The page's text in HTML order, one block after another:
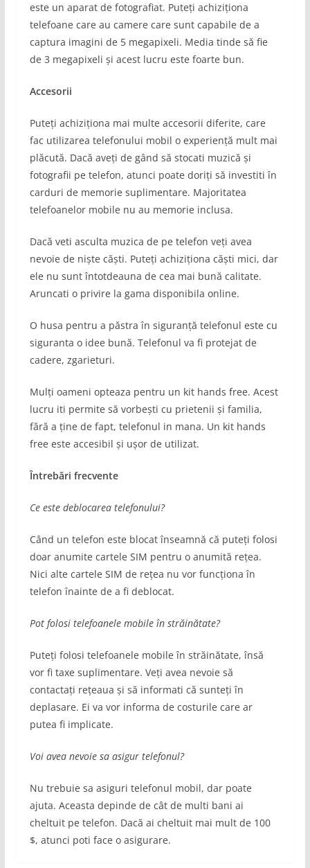
este un aparat de fotografiat. Puteți achiziționa
telefoane care au camere care sunt capabile de a
captura imagini de 5 megapixeli. Media tinde să fie
de 3 megapixeli și acest lucru este foarte bun.
Accesorii
Puteți achiziționa mai multe accesorii diferite, care
fac utilizarea telefonului mobil o experiență mult mai
plăcută. Dacă aveți de gând să stocati muzică și
fotografii pe telefon, atunci poate doriți să investiti în
carduri de memorie suplimentare. Majoritatea
telefoanelor mobile nu au memorie inclusa.
Dacă veti asculta muzica de pe telefon veți avea
nevoie de niște căști. Puteți achiziționa căști mici, dar
ele nu sunt întotdeauna de cea mai bună calitate.
Aruncati o privire la gama disponibila online.
O husa pentru a păstra în siguranță telefonul este cu
siguranta o idee bună. Telefonul va fi protejat de
cadere, zgarieturi.
Mulți oameni opteaza pentru un kit hands free. Acest
lucru iti permite să vorbești cu prietenii și familia,
fără a ține de fapt, telefonul in mana. Un kit hands
free este accesibil și ușor de utilizat.
Întrebări frecvente
Ce este deblocarea telefonului?
Când un telefon este blocat înseamnă că puteți folosi
doar anumite cartele SIM pentru o anumită rețea.
Nici alte cartele SIM de rețea nu vor funcționa în
telefon înainte de a fi deblocat.
Pot folosi telefoanele mobile în străinătate?
Puteți folosi telefoanele mobile în străinătate, însă
vor fi taxe suplimentare. Veți avea nevoie să
contactați rețeaua și să informati că sunteți în
deplasare. Ei va vor informa de costurile care ar
putea fi implicate.
Voi avea nevoie sa asigur telefonul?
Nu trebuie sa asiguri telefonul mobil, dar poate
ajuta. Aceasta depinde de cât de multi bani ai
cheltuit pe telefon. Dacă ai cheltuit mai mult de 100
$, atunci poti face o asigurare.